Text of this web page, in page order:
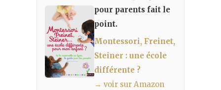
pour parents fait le
point.
Montessori, Freinet,
Steiner : une école
différente ?
→ voir sur Amazon